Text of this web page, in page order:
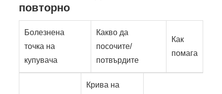
повторно
Болезнена
точка на
купувача
Какво да
посочите/
потвърдите
Как
помага
Крива на